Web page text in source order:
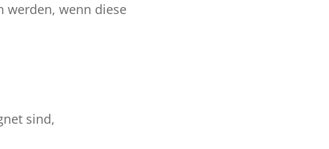
werden, wenn diese
sind,